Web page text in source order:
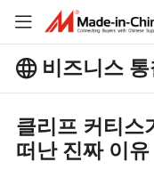
비즈니스 통
더 많이보기
클리프 커티스
떠난 진짜 이유